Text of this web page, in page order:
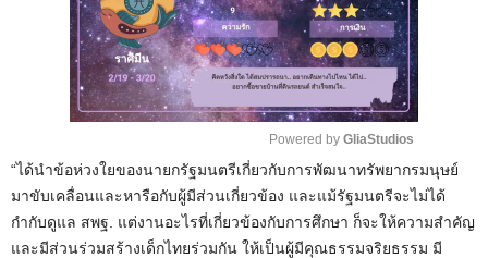
u
t
e
Powered by GliaStudios
“ได้นำข้อห่วงใยของนายกรัฐมนตรีเกี่ยวกับการพัฒนาทรัพยากรมนุษย์
มาขับเคลื่อนและหารือกับผู้มีส่วนเกี่ยวข้อง และแม้รัฐมนตรีจะไม่ได้
กำกับดูแล สพฐ. แต่งานอะไรที่เกี่ยวข้องกับการศึกษา ก็จะให้ความสำคัญ
และมีส่วนร่วมสร้างเด็กไทยร่วมกัน ให้เป็นผู้มีคุณธรรมจริยธรรม มี